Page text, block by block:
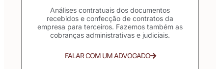
Análises contratuais dos documentos
recebidos e confecção de contratos da
empresa para terceiros. Fazemos também as
cobranças administrativas e judiciais.
FALAR COM UM ADVOGADO